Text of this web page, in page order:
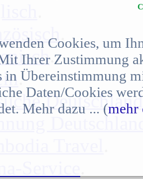
.
.
Deutschland
Cookies, um
Ihrer Zustimmung
in Übereinstimmung
Daten/Cookies
Mehr dazu ... (mehr